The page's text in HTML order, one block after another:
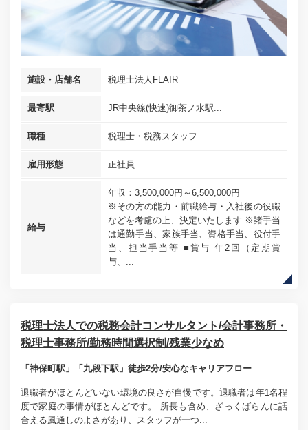
施設・店舗名 税理士法人FLAIR
最寄駅 JR中央線(快速)御茶ノ水駅...
職種 税理士・税務スタッフ
雇用形態 正社員
給与
年収：3,500,000円～6,500,000円
※その方の能力・前職給与・入社後の役職
などを考慮の上、決定いたします ※諸手当
は通勤手当、家族手当、資格手当、役付手
当、担当手当等 ■賞与 年2回（定期賞
与、...
税理士法人での税務会計コンサルタント/会計事務所・
税理士事務所/勤務時間選択制/残業少なめ
「神保町駅」「九段下駅」徒歩2分/安心なキャリアフロー
退職者がほとんどいない環境の良さが自慢です。退職者は年1名程
度で家庭の事情がほとんどです。 所長も含め、ざっくばらんに話
合える風通しのよさがあり、スタッフが一つ...